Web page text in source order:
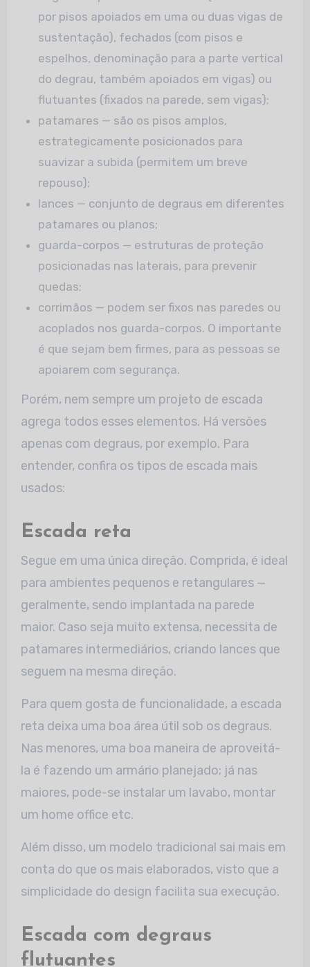
por pisos apoiados em uma ou duas vigas de
sustentação), fechados (com pisos e
espelhos, denominação para a parte vertical
do degrau, também apoiados em vigas) ou
flutuantes (fixados na parede, sem vigas);
patamares — são os pisos amplos,
estrategicamente posicionados para
suavizar a subida (permitem um breve
repouso);
lances — conjunto de degraus em diferentes
patamares ou planos;
guarda-corpos — estruturas de proteção
posicionadas nas laterais, para prevenir
quedas;
corrimãos — podem ser fixos nas paredes ou
acoplados nos guarda-corpos. O importante
é que sejam bem firmes, para as pessoas se
apoiarem com segurança.
Porém, nem sempre um projeto de escada
agrega todos esses elementos. Há versões
apenas com degraus, por exemplo. Para
entender, confira os tipos de escada mais
usados:
Escada reta
Segue em uma única direção. Comprida, é ideal
para ambientes pequenos e retangulares —
geralmente, sendo implantada na parede
maior. Caso seja muito extensa, necessita de
patamares intermediários, criando lances que
seguem na mesma direção.
Para quem gosta de funcionalidade, a escada
reta deixa uma boa área útil sob os degraus.
Nas menores, uma boa maneira de aproveitá-
la é fazendo um armário planejado; já nas
maiores, pode-se instalar um lavabo, montar
um home office etc.
Além disso, um modelo tradicional sai mais em
conta do que os mais elaborados, visto que a
simplicidade do design facilita sua execução.
Escada com degraus
flutuantes